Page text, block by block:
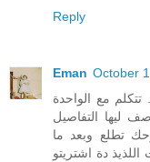
Reply
Eman October
مع الواحدة
ليها التفاصيل
تطلع وبعد ما
دة اشتريتو